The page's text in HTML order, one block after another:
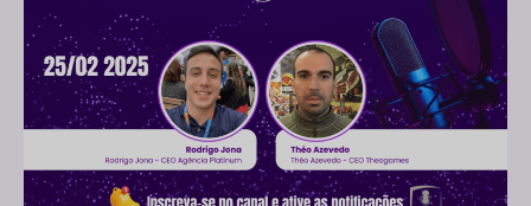
错
了！
即
推